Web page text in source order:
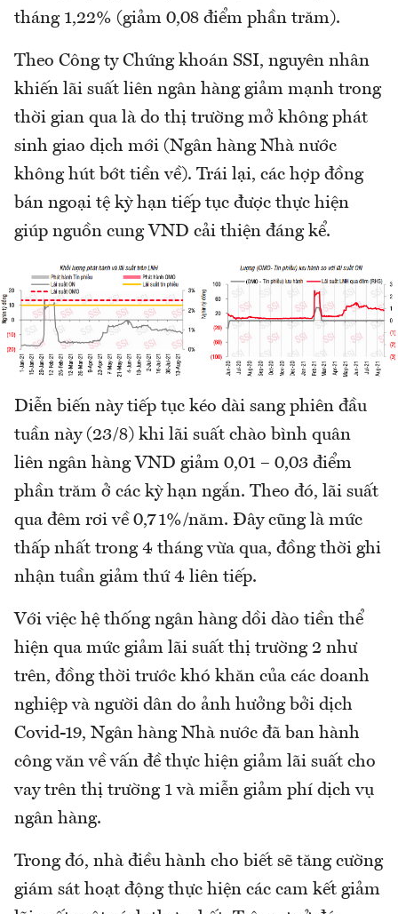
tháng 1,22% (giảm 0,08 điểm phần trăm).
Theo Công ty Chứng khoán SSI, nguyên nhân
khiến lãi suất liên ngân hàng giảm mạnh trong
thời gian qua là do thị trường mở không phát
sinh giao dịch mới (Ngân hàng Nhà nước
không hút bớt tiền về). Trái lại, các hợp đồng
bán ngoại tệ kỳ hạn tiếp tục được thực hiện
giúp nguồn cung VND cải thiện đáng kể.
Diễn biến này tiếp tục kéo dài sang phiên đầu
tuần này (23/8) khi lãi suất chào bình quân
liên ngân hàng VND giảm 0,01 – 0,03 điểm
phần trăm ở các kỳ hạn ngắn. Theo đó, lãi suất
qua đêm rơi về 0,71%/năm. Đây cũng là mức
thấp nhất trong 4 tháng vừa qua, đồng thời ghi
nhận tuần giảm thứ 4 liên tiếp.
Với việc hệ thống ngân hàng dồi dào tiền thể
hiện qua mức giảm lãi suất thị trường 2 như
trên, đồng thời trước khó khăn của các doanh
nghiệp và người dân do ảnh hưởng bởi dịch
Covid-19, Ngân hàng Nhà nước đã ban hành
công văn về vấn đề thực hiện giảm lãi suất cho
vay trên thị trường 1 và miễn giảm phí dịch vụ
ngân hàng.
Trong đó, nhà điều hành cho biết sẽ tăng cường
giám sát hoạt động thực hiện các cam kết giảm